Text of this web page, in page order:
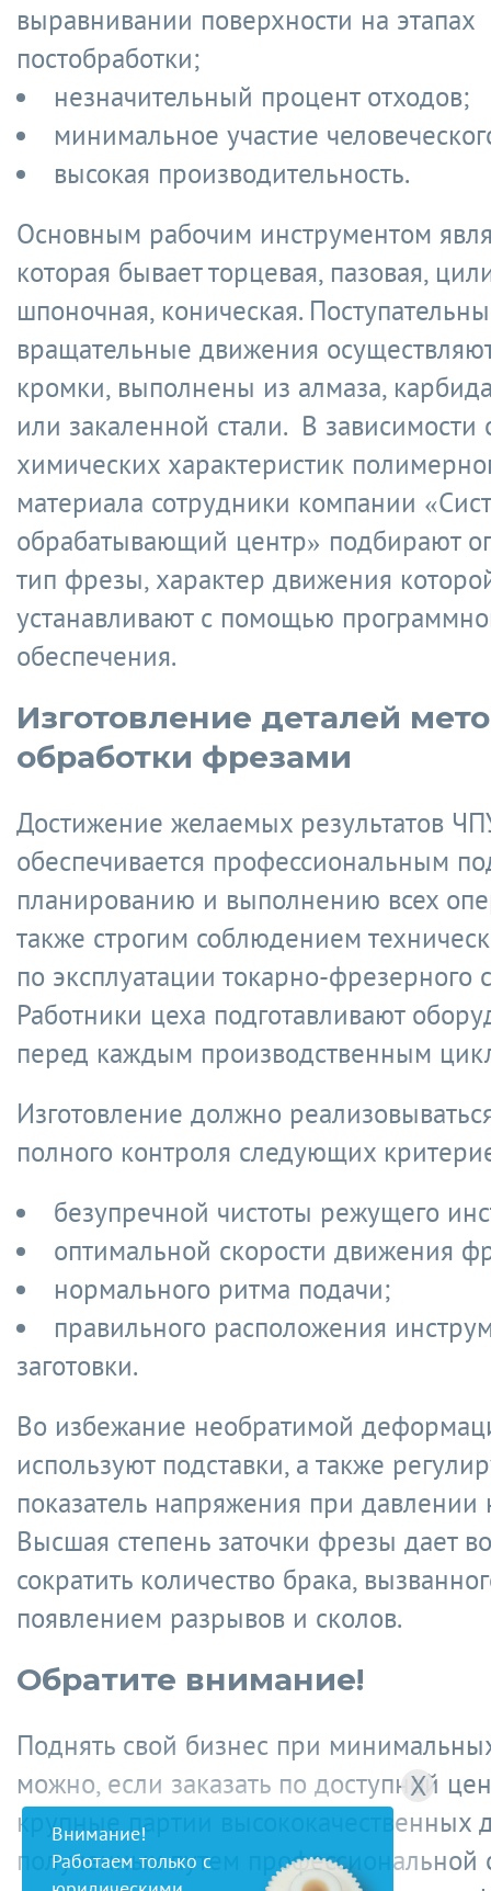
выравнивании поверхности на этапах
постобработки;
незначительный процент отходов;
минимальное участие
высокая производительность.
Основным рабочим инструментом
которая бывает торцевая, пазовая,
шпоночная, коническая.
вращательные движения
кромки, выполнены из алмаза,
или закаленной стали. В зависимости
химических характеристик
материала сотрудники компании
обрабатывающий центр» подбирают
тип фрезы, характер движения
устанавливают с помощью
обеспечения.
Изготовление деталей
обработки фрезами
Достижение желаемых результатов
обеспечивается профессиональным
планированию и выполнению всех
также строгим соблюдением
по эксплуатации токарно-фрезерного
Работники цеха подготавливают
перед каждым производственным
Изготовление должно
полного контроля следующих
безупречной чистоты режущего
оптимальной скорости движения
нормального ритма подачи;
правильного расположения
заготовки.
Во избежание необратимой
используют подставки, а также
показатель напряжения при давлении
Высшая степень заточки фрезы дает
сократить количество брака,
появлением разрывов и сколов.
Обратите внимание!
Поднять свой бизнес при
можно, если заказать по доступной
крупные партии высококачественных
полученных путем профессиональной
X
Внимание!
Работаем только с